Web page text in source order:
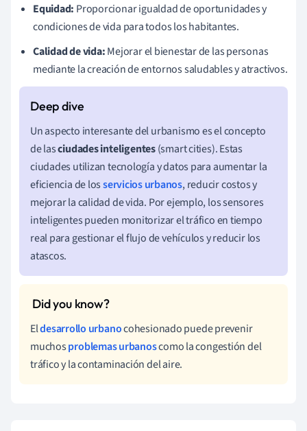
Equidad: Proporcionar igualdad de oportunidades y
condiciones de vida para todos los habitantes.
Calidad de vida:Mejorar el bienestar de las personas
mediante la creación de entornos saludables y atractivos.
Un aspecto interesante del urbanismo es el concepto
de lasciudades inteligentes(smart cities). Estas
ciudades utilizan tecnología y datos para aumentar la
eficiencia de losservicios urbanos, reducir costos y
mejorar la calidad de vida. Por ejemplo, los sensores
inteligentes pueden monitorizar el tráfico en tiempo
real para gestionar el flujo de vehículos y reducir los
atascos.
Eldesarrollo urbanocohesionado puede prevenir
muchosproblemas urbanoscomo la congestión del
tráfico y la contaminación del aire.